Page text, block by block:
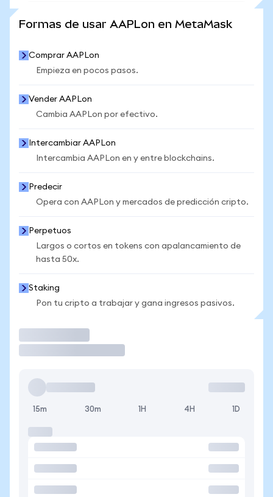
Formas de usar AAPLon en MetaMask
Comprar AAPLon
Empieza en pocos pasos.
Vender AAPLon
Cambia AAPLon por efectivo.
Intercambiar AAPLon
Intercambia AAPLon en y entre blockchains.
Predecir
Opera con AAPLon y mercados de predicción cripto.
Perpetuos
Largos o cortos en tokens con apalancamiento de
hasta 50x.
Staking
Pon tu cripto a trabajar y gana ingresos pasivos.
15m 30m 1H 4H 1D